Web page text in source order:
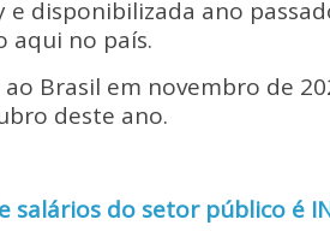
e disponibilizada ano
aqui no país.
ao Brasil em novembro de
deste ano.
salários do setor público é